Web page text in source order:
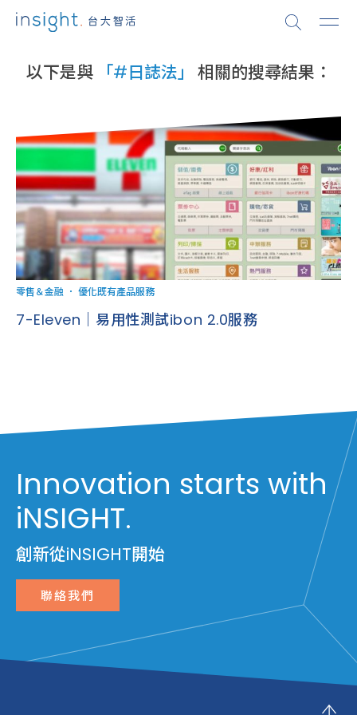
以下是與 「#日誌法」 相關的搜尋結果：
零售＆金融 ． 優化既有產品服務
7-Eleven｜易用性測試ibon 2.0服務
Innovation starts with
iNSIGHT.
創新從iNSIGHT開始
聯絡我們